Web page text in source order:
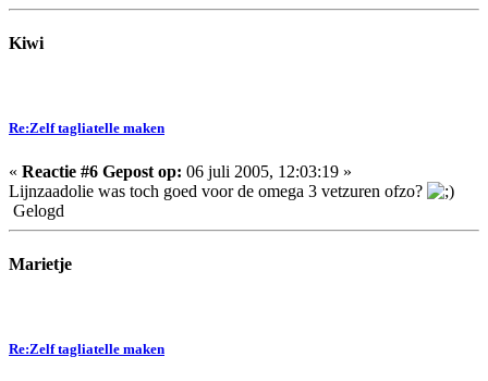
Kiwi
Re:Zelf tagliatelle maken
« Reactie #6 Gepost op: 06 juli 2005, 12:03:19 »
Lijnzaadolie was toch goed voor de omega 3 vetzuren ofzo?
Gelogd
Marietje
Re:Zelf tagliatelle maken